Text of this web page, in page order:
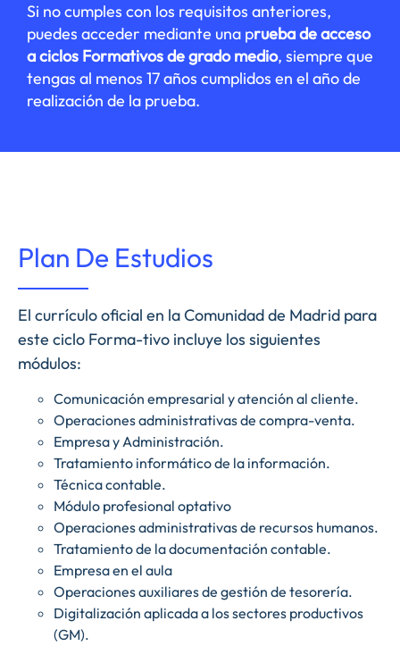
Si no cumples con los requisitos anteriores,
puedes acceder mediante una prueba de acceso
a ciclos Formativos de grado medio, siempre que
tengas al menos 17 años cumplidos en el año de
realización de la prueba.
Plan De Estudios
El currículo oficial en la Comunidad de Madrid para
este ciclo Forma-tivo incluye los siguientes
módulos:
Comunicación empresarial y atención al cliente.
Operaciones administrativas de compra-venta.
Empresa y Administración.
Tratamiento informático de la información.
Técnica contable.
Módulo profesional optativo
Operaciones administrativas de recursos humanos.
Tratamiento de la documentación contable.
Empresa en el aula
Operaciones auxiliares de gestión de tesorería.
Digitalización aplicada a los sectores productivos
(GM).